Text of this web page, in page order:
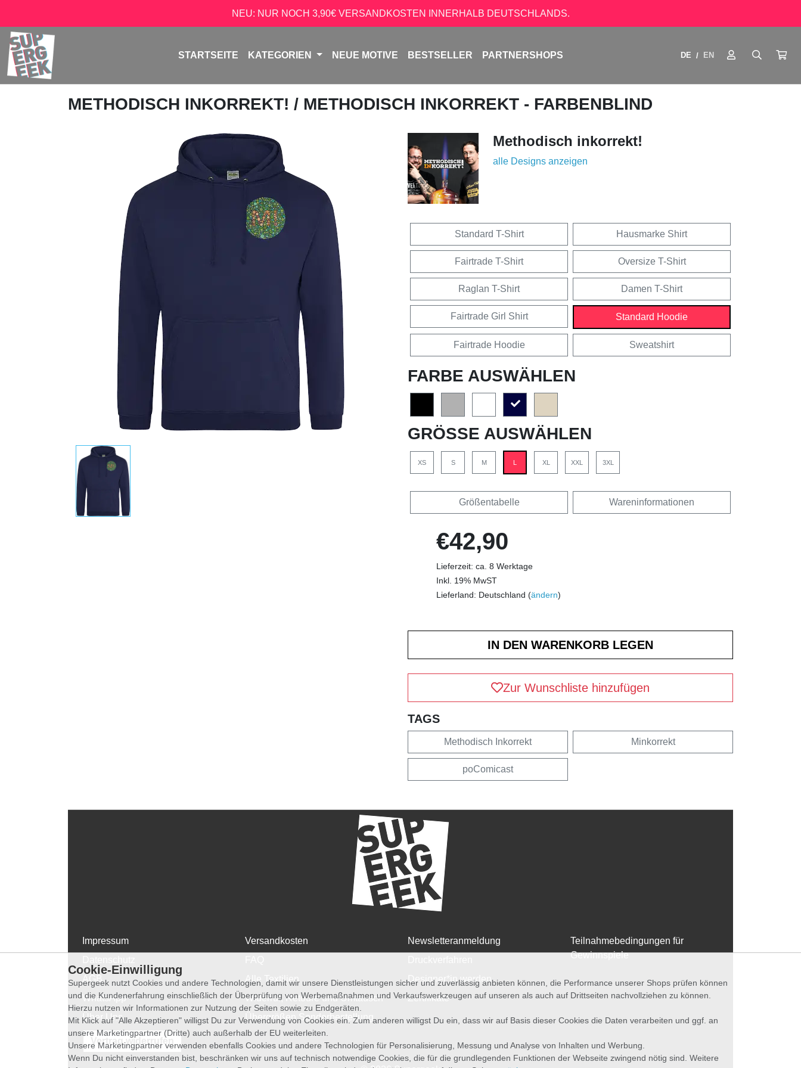
NEU: NUR NOCH 3,90€ VERSANDKOSTEN INNERHALB DEUTSCHLANDS.
STARTSEITE KATEGORIEN NEUE MOTIVE BESTSELLER PARTNERSHOPS DE / EN
METHODISCH INKORREKT! / METHODISCH INKORREKT - FARBENBLIND
Methodisch inkorrekt!
alle Designs anzeigen
Standard T-Shirt Hausmarke Shirt
Fairtrade T-Shirt Oversize T-Shirt
Raglan T-Shirt Damen T-Shirt
Fairtrade Girl Shirt Standard Hoodie
Fairtrade Hoodie Sweatshirt
FARBE AUSWÄHLEN
GRÖSSE AUSWÄHLEN
XS S M L XL XXL 3XL
Größentabelle Wareninformationen
€42,90
Lieferzeit: ca. 8 Werktage
Inkl. 19% MwST
Lieferland: Deutschland (ändern)
Zur Wunschliste hinzufügen
TAGS
Methodisch Inkorrekt Minkorrekt
poComicast
Impressum
WhatsApp
Über Uns
Versandkosten
Alle Textilien
Widerruf, Retoure und Umtausch
Übergrößen Sonderbestellung
Newsletteranmeldung
Designer*in werden
Zertifikate
Teilnahmebedingungen für
Gewinnspiele
Vertrag widerrufen
Cookie-Einwilligung
Supergeek nutzt Cookies und andere Technologien, damit wir unsere Dienstleistungen sicher und zuverlässig anbieten können, die Performance unserer Shops prüfen können
und die Kundenerfahrung einschließlich der Überprüfung von Werbemaßnahmen und Verkaufswerkzeugen auf unseren als auch auf Drittseiten nachvollziehen zu können.
Hierzu nutzen wir Informationen zur Nutzung der Seiten sowie zu Endgeräten.
Mit Klick auf "Alle Akzeptieren" willigst Du zur Verwendung von Cookies ein. Zum anderen willigst Du ein, dass wir auf Basis dieser Cookies die Daten verarbeiten und ggf. an
unsere Marketingpartner (Dritte) auch außerhalb der EU weiterleiten.
Unsere Marketingpartner verwenden ebenfalls Cookies und andere Technologien für Personalisierung, Messung und Analyse von Inhalten und Werbung.
Wenn Du nicht einverstanden bist, beschränken wir uns auf technisch notwendige Cookies, die für die grundlegenden Funktionen der Webseite zwingend nötig sind. Weitere